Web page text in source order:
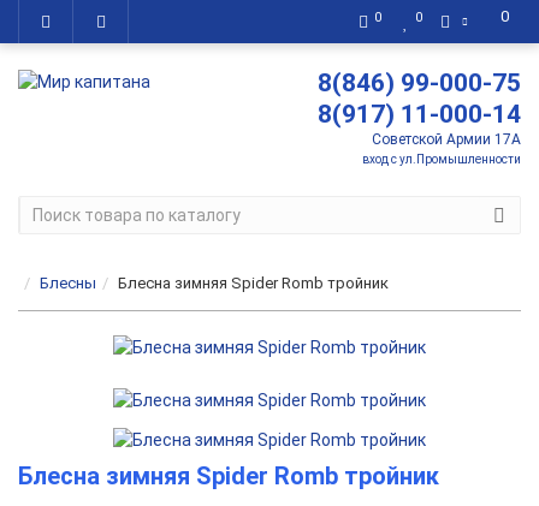
0
0 0
8(846) 99-000-75
8(917) 11-000-14
Советской Армии 17А
вход с ул.Промышленности
Блесны Блесна зимняя Spider Romb тройник
Блесна зимняя Spider Romb тройник